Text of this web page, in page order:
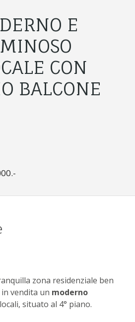
E
CON
BALCONE
zona residenziale ben
vendita un moderno
situato al 4° piano.